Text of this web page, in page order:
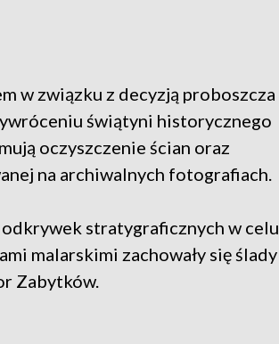
w związku z decyzją proboszcza
świątyni historycznego
oczyszczenie ścian oraz
na archiwalnych fotografiach.
stratygraficznych w celu
malarskimi zachowały się ślady
Zabytków.